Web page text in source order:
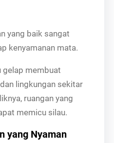
yang baik sangat
kenyamanan mata.
gelap membuat
lingkungan sekitar
ruangan yang
memicu silau.
yang Nyaman